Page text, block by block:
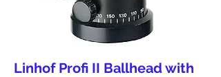
Linhof Profi II Ballhead with